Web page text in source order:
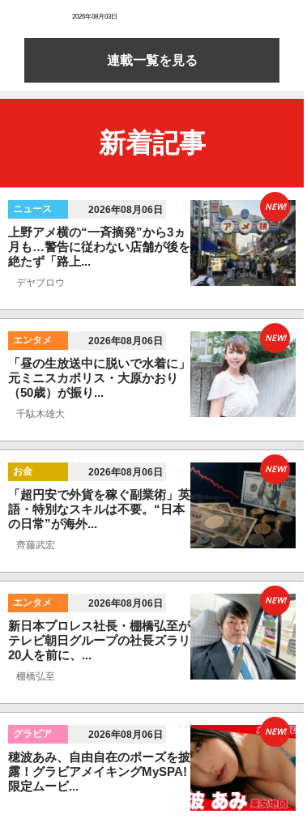
2026年08月03日
連載一覧を見る
新着記事
ニュース 2026年08月06日
上野アメ横の“一斉摘発”から3ヵ
月も…警告に従わない店舗が後を
絶たず「路上...
デヤブロウ
NEW!
エンタメ 2026年08月06日
「昼の生放送中に脱いで水着に」
元ミニスカポリス・大原かおり
（50歳）が振り...
千駄木雄大
NEW!
お金 2026年08月06日
「超円安で外貨を稼ぐ副業術」英
語・特別なスキルは不要。“日本
の日常”が海外...
齊藤武宏
NEW!
エンタメ 2026年08月06日
新日本プロレス社長・棚橋弘至が
テレビ朝日グループの社長ズラリ
20人を前に、...
棚橋弘至
NEW!
グラビア 2026年08月06日
穂波あみ、自由自在のポーズを披
露！グラビアメイキングMySPA!
限定ムービ...
NEW!